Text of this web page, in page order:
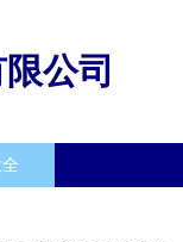
公司